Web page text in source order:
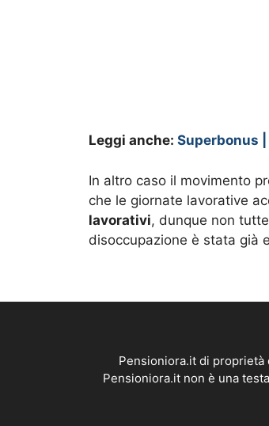
Leggi anche: Superbonus
In altro caso il movimento
che le giornate lavorative
lavorativi, dunque non
disoccupazione è stata già
Pensioniora.it di proprietà
Pensioniora.it non è una